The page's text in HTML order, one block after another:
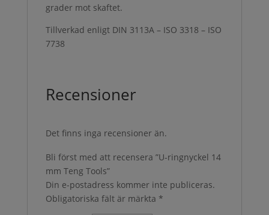
grader mot skaftet.
Tillverkad enligt DIN 3113A – ISO 3318 – ISO
7738
Recensioner
Det finns inga recensioner än.
Bli först med att recensera ”U-ringnyckel 14
mm Teng Tools”
Din e-postadress kommer inte publiceras.
Obligatoriska fält är märkta *